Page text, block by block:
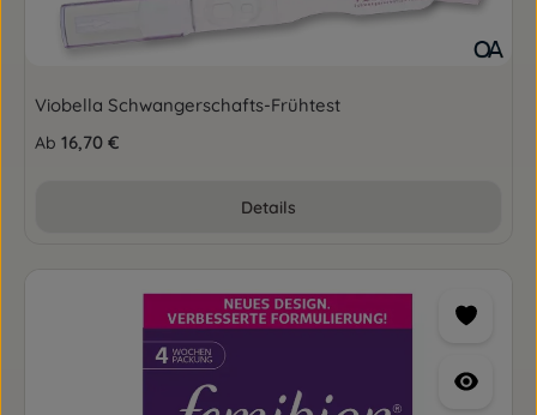
Viobella Schwangerschafts-Frühtest
Regulärer Preis:
Ab 16,70 €
Details